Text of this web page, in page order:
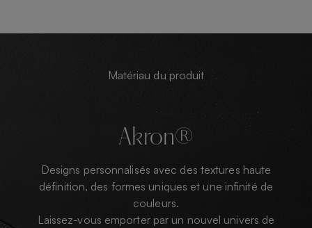
Matériau du produit
Akron®
Designs personnalisés avec des textures haute
définition, des formes uniques et une infinité de
couleurs.
Laissez-vous emporter par un nouvel univers de